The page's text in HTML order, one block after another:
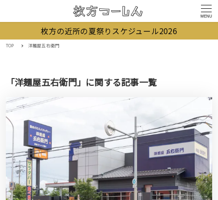
MENU
枚方の近所の夏祭りスケジュール2026
TOP 洋麺屋五右衛門
「洋麺屋五右衛門」に関する記事一覧